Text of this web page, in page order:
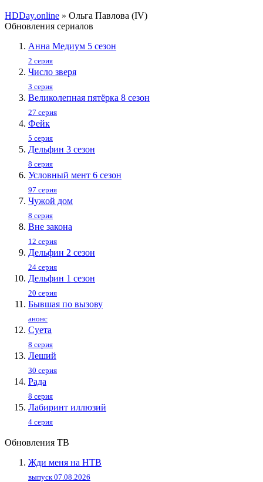
HDDay.online » Ольга Павлова (IV)
Обновления сериалов
Анна Медиум 5 сезон
2 серия
Число зверя
3 серия
Великолепная пятёрка 8 сезон
27 серия
Фейк
5 серия
Дельфин 3 сезон
8 серия
Условный мент 6 сезон
97 серия
Чужой дом
8 серия
Вне закона
12 серия
Дельфин 2 сезон
24 серия
Дельфин 1 сезон
20 серия
Бывшая по вызову
анонс
Суета
8 серия
Леший
30 серия
Рада
8 серия
Лабиринт иллюзий
4 серия
Обновления ТВ
Жди меня на НТВ
выпуск 07.08.2026